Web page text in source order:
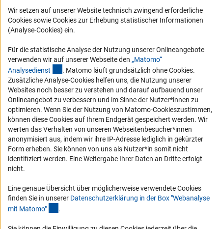
Service
Barrierefreiheit
Erklärung zur Barrierefreiheit
Barriere melden
Links
Zum Download des Kodex
DFG-Website
Kontakt
Sie haben Fragen oder möchten einen Verdachtsfall melden?
Zur Kontaktübersicht
Wir setzen auf unserer Website technisch zwingend erforderliche
Cookies sowie Cookies zur Erhebung statistischer Informationen
(Analyse-Cookies) ein.
Für die statistische Analyse der Nutzung unserer Onlineangebote
verwenden wir auf unserer Webseite den „Matomo“
Analysedienst (externer Link)
. Matomo läuft grundsätzlich ohne Cookies.
Zusätzliche Analyse-Cookies helfen uns, die Nutzung unserer
Websites noch besser zu verstehen und darauf aufbauend unser
Onlineangebot zu verbessern und im Sinne der Nutzer*innen zu
optimieren. Wenn Sie der Nutzung von Matomo-Cookieszustimmen,
können diese Cookies auf Ihrem Endgerät gespeichert werden. Wir
werten das Verhalten von unseren Webseitenbesucher*innen
anonymisiert aus, indem wir ihre IP-Adresse lediglich in gekürzter
Form erheben. Sie können von uns als Nutzer*in somit nicht
identifiziert werden. Eine Weitergabe Ihrer Daten an Dritte erfolgt
nicht.
Eine genaue Übersicht über möglicherweise verwendete Cookies
finden Sie in unserer Datenschutzerklärung in der Box "Webanalyse
mit Matomo" .